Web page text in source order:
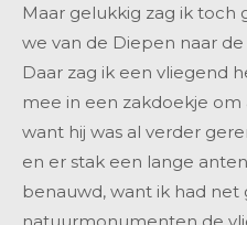
Maar gelukkig zag ik toch
we van de Diepen naar
Daar zag ik een vliegend
mee in een zakdoekje
want hij was al verder
en er stak een lange
benauwd, want ik had net
natuurmonumenten de